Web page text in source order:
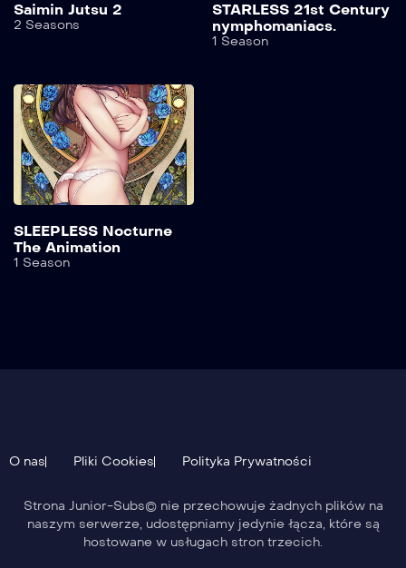
Saimin Jutsu 2
2 Seasons
STARLESS 21st Century
nymphomaniacs.
1 Season
SLEEPLESS Nocturne
The Animation
1 Season
O nas Pliki Cookies Polityka Prywatności
Strona Junior-Subs© nie przechowuje żadnych plików na
naszym serwerze, udostępniamy jedynie łącza, które są
hostowane w usługach stron trzecich.